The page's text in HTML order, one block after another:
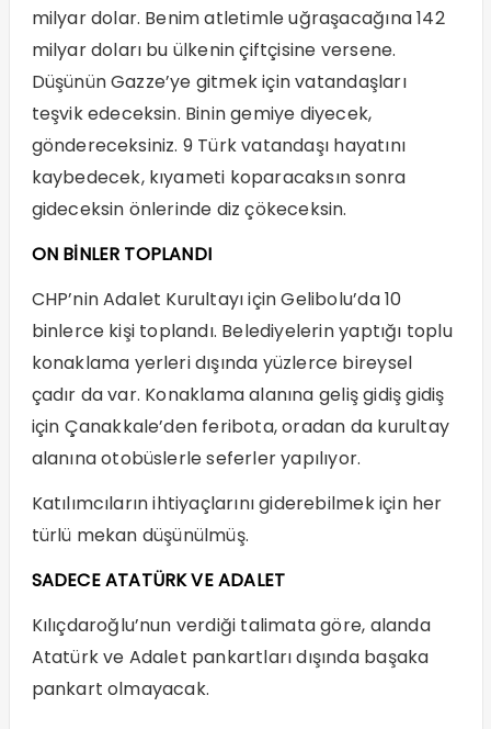
milyar dolar. Benim atletimle uğraşacağına 142
milyar doları bu ülkenin çiftçisine versene.
Düşünün Gazze’ye gitmek için vatandaşları
teşvik edeceksin. Binin gemiye diyecek,
göndereceksiniz. 9 Türk vatandaşı hayatını
kaybedecek, kıyameti koparacaksın sonra
gideceksin önlerinde diz çökeceksin.
ON BİNLER TOPLANDI
CHP’nin Adalet Kurultayı için Gelibolu’da 10
binlerce kişi toplandı. Belediyelerin yaptığı toplu
konaklama yerleri dışında yüzlerce bireysel
çadır da var. Konaklama alanına geliş gidiş gidiş
için Çanakkale’den feribota, oradan da kurultay
alanına otobüslerle seferler yapılıyor.
Katılımcıların ihtiyaçlarını giderebilmek için her
türlü mekan düşünülmüş.
SADECE ATATÜRK VE ADALET
Kılıçdaroğlu’nun verdiği talimata göre, alanda
Atatürk ve Adalet pankartları dışında başaka
pankart olmayacak.